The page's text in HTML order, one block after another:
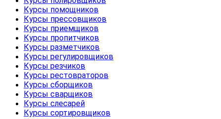
Курсы помощников
Курсы прессовщиков
Курсы приемщиков
Курсы пропитчиков
Курсы разметчиков
Курсы регулировщиков
Курсы резчиков
Курсы рестовраторов
Курсы сборщиков
Курсы сварщиков
Курсы слесарей
Курсы сортировщиков